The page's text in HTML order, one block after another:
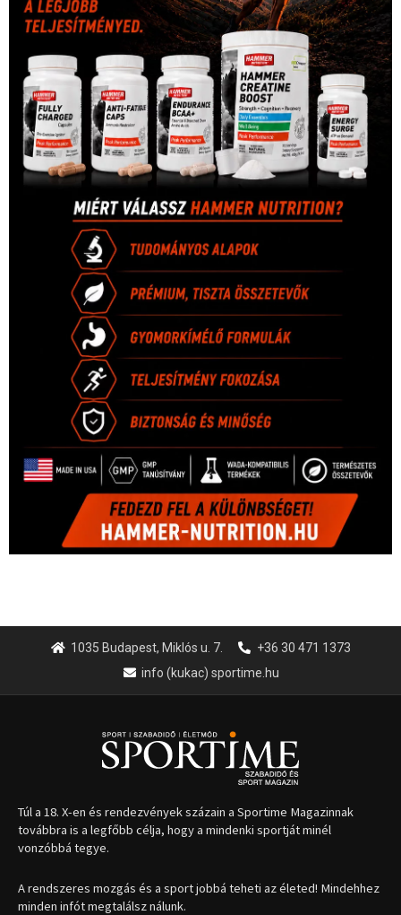
1035 Budapest, Miklós u. 7.
+36 30 471 1373
info (kukac) sportime.hu
Túl a 18. X-en és rendezvények százain a Sportime Magazinnak
továbbra is a legfőbb célja, hogy a mindenki sportját minél
vonzóbbá tegye.
A rendszeres mozgás és a sport jobbá teheti az életed! Mindehhez
minden infót megtalálsz nálunk.